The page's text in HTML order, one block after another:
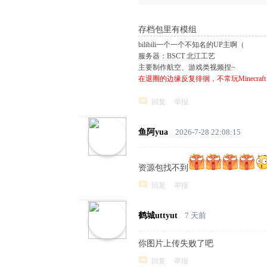
存档包里有模组
bilibili一个一个不知名的UP主啊（
服务器：BSCT 北江工艺
主要制作航空、游戏类视频捏~
在退圈的边缘反复徘徊，不常玩Minecraft
回复 举报
鱼阿yua 2026-7-28 22:08:15
资源包找不到
回复 举报
鹤城uttyut 7 天前
你图片上传失败了吧
回复 举报